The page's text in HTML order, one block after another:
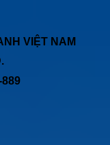
VIỆT NAM
889